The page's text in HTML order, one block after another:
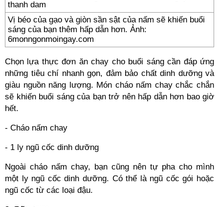
Vị béo của gạo và giòn sần sật của nấm sẽ khiến buổi
sáng của bạn thêm hấp dẫn hơn. Ảnh:
6monngonmoingay.com
Chọn lựa thực đơn ăn chay cho buổi sáng cần đáp ứng
những tiêu chí nhanh gọn, đảm bảo chất dinh dưỡng và
giàu nguồn năng lượng. Món cháo nấm chay chắc chắn
sẽ khiến buổi sáng của bạn trở nên hấp dẫn hơn bao giờ
hết.
- Cháo nấm chay
- 1 ly ngũ cốc dinh dưỡng
Ngoài cháo nấm chay, bạn cũng nên tự pha cho mình
một ly ngũ cốc dinh dưỡng. Có thể là ngũ cốc gói hoặc
ngũ cốc từ các loại đậu.